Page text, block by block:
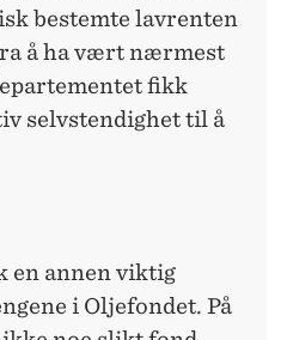
bestemte lavrenten
å ha vært nærmest
fikk
selvstendighet til å
en annen viktig
i Oljefondet. På